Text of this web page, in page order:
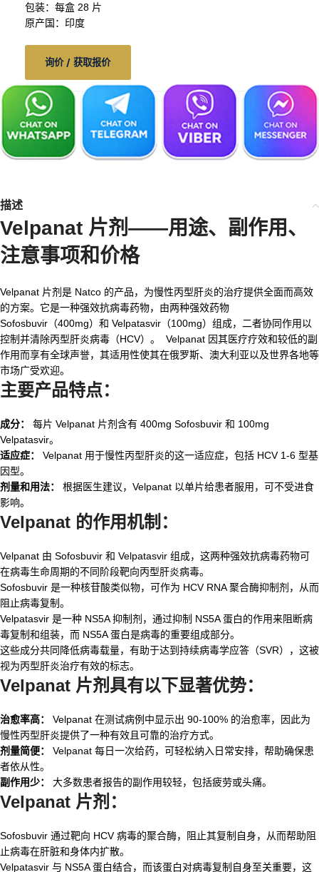
包装：每盒 28 片
原产国：印度
询价 / 获取报价
描述
Velpanat 片剂——用途、副作用、
注意事项和价格
Velpanat 片剂是 Natco 的产品，为慢性丙型肝炎的治疗提供全面而高效
的方案。它是一种强效抗病毒药物，由两种强效药物
Sofosbuvir（400mg）和 Velpatasvir（100mg）组成，二者协同作用以
控制并清除丙型肝炎病毒（HCV）。
Velpanat 因其医疗疗效和较低的副
作用而享有全球声誉，其适用性使其在俄罗斯、澳大利亚以及世界各地等
市场广受欢迎。
主要产品特点：
成分：
每片 Velpanat 片剂含有 400mg Sofosbuvir 和 100mg
Velpatasvir。
适应症：
Velpanat 用于慢性丙型肝炎的这一适应症，包括 HCV 1-6 型基
因型。
剂量和用法：
根据医生建议，Velpanat 以单片给患者服用，可不受进食
影响。
Velpanat 的作用机制：
Velpanat 由 Sofosbuvir 和 Velpatasvir 组成，这两种强效抗病毒药物可
在病毒生命周期的不同阶段靶向丙型肝炎病毒。
Sofosbuvir 是一种核苷酸类似物，可作为 HCV RNA 聚合酶抑制剂，从而
阻止病毒复制。
Velpatasvir 是一种 NS5A 抑制剂，通过抑制 NS5A 蛋白的作用来阻断病
毒复制和组装，而 NS5A 蛋白是病毒的重要组成部分。
这些成分共同降低病毒载量，有助于达到持续病毒学应答（SVR），这被
视为丙型肝炎治疗有效的标志。
Velpanat 片剂具有以下显著优势：
治愈率高： Velpanat 在测试病例中显示出 90-100% 的治愈率，因此为
慢性丙型肝炎提供了一种有效且可靠的治疗方式。
剂量简便：
Velpanat 每日一次给药，可轻松纳入日常安排，帮助确保患
者依从性。
副作用少：
大多数患者报告的副作用较轻，包括疲劳或头痛。
Velpanat 片剂：
Sofosbuvir 通过靶向 HCV 病毒的聚合酶，阻止其复制自身，从而帮助阻
止病毒在肝脏和身体内扩散。
Velpatasvir 与 NS5A 蛋白结合，而该蛋白对病毒复制自身至关重要，这